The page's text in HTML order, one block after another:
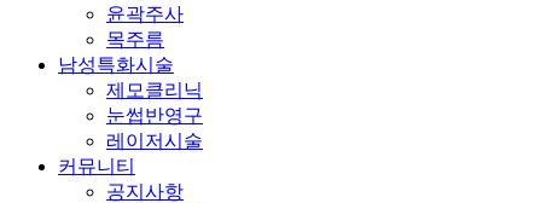
윤곽주사
목주름
남성특화시술
제모클리닉
눈썹반영구
레이저시술
커뮤니티
공지사항